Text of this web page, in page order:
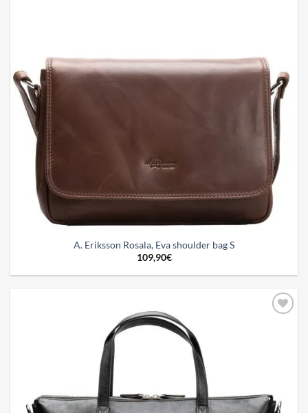
A. Eriksson Rosala, Eva shoulder bag S
109,90€